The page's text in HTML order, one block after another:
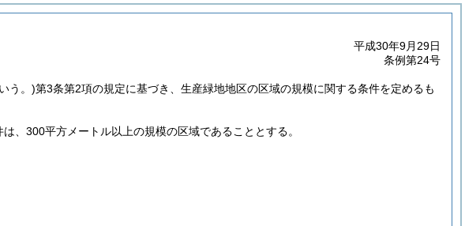
平成30年9月29日
条例第24号
う。)第3条第2項の規定に基づき、生産緑地地区の区域の規模に関する条件を定めるも
、300平方メートル以上の規模の区域であることとする。